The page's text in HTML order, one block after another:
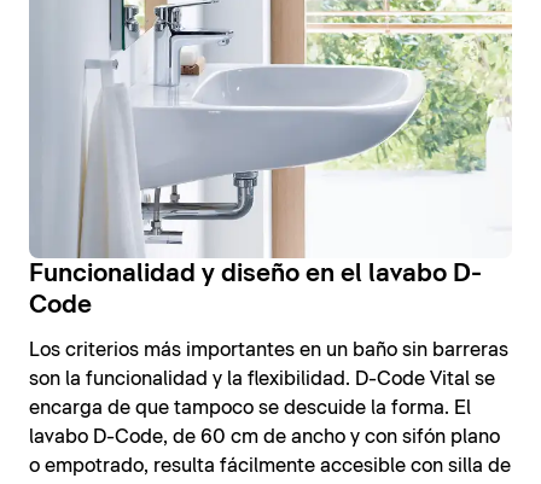
Funcionalidad y diseño en el lavabo D-
Code
Los criterios más importantes en un baño sin barreras
son la funcionalidad y la flexibilidad. D-Code Vital se
encarga de que tampoco se descuide la forma. El
lavabo D-Code, de 60 cm de ancho y con sifón plano
o empotrado, resulta fácilmente accesible con silla de